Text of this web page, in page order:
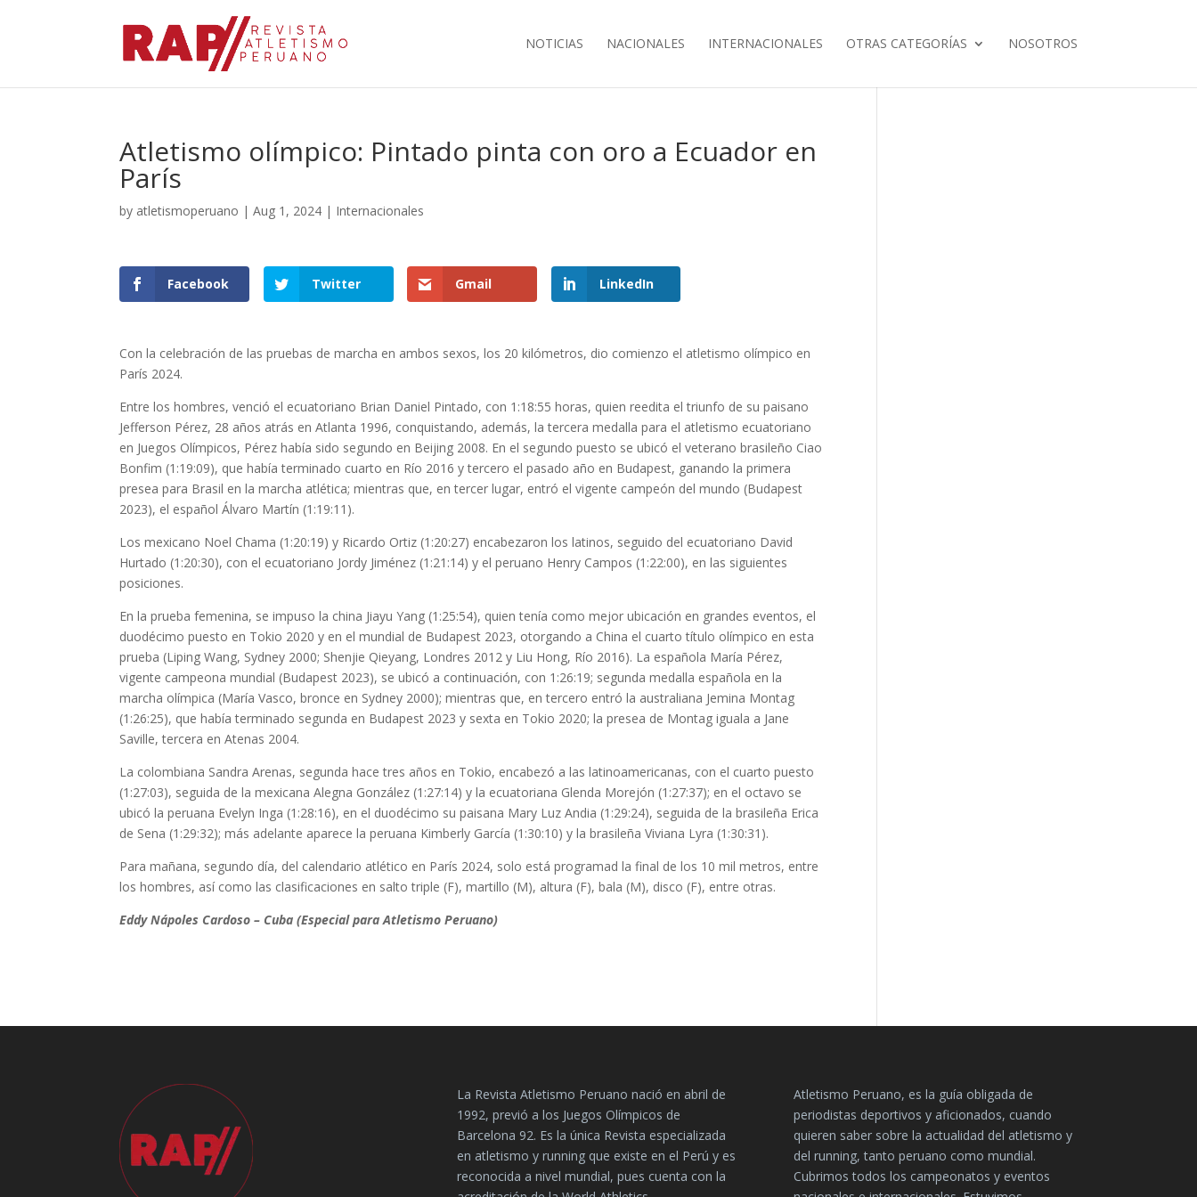
NOTICIAS NACIONALES INTERNACIONALES OTRAS CATEGORÍAS NOSOTROS
Atletismo olímpico: Pintado pinta con oro a Ecuador en
París
by atletismoperuano |Aug 1, 2024 | Internacionales
Facebook Twitter Gmail LinkedIn
Con la celebración de las pruebas de marcha en ambos sexos, los 20 kilómetros, dio comienzo el atletismo olímpico en
París 2024.
Entre los hombres, venció el ecuatoriano Brian Daniel Pintado, con 1:18:55 horas, quien reedita el triunfo de su paisano
Jefferson Pérez, 28 años atrás en Atlanta 1996, conquistando, además, la tercera medalla para el atletismo ecuatoriano
en Juegos Olímpicos, Pérez había sido segundo en Beijing 2008. En el segundo puesto se ubicó el veterano brasileño Ciao
Bonfim (1:19:09), que había terminado cuarto en Río 2016 y tercero el pasado año en Budapest, ganando la primera
presea para Brasil en la marcha atlética; mientras que, en tercer lugar, entró el vigente campeón del mundo (Budapest
2023), el español Álvaro Martín (1:19:11).
Los mexicano Noel Chama (1:20:19) y Ricardo Ortiz (1:20:27) encabezaron los latinos, seguido del ecuatoriano David
Hurtado (1:20:30), con el ecuatoriano Jordy Jiménez (1:21:14) y el peruano Henry Campos (1:22:00), en las siguientes
posiciones.
En la prueba femenina, se impuso la china Jiayu Yang (1:25:54), quien tenía como mejor ubicación en grandes eventos, el
duodécimo puesto en Tokio 2020 y en el mundial de Budapest 2023, otorgando a China el cuarto título olímpico en esta
prueba (Liping Wang, Sydney 2000; Shenjie Qieyang, Londres 2012 y Liu Hong, Río 2016). La española María Pérez,
vigente campeona mundial (Budapest 2023), se ubicó a continuación, con 1:26:19; segunda medalla española en la
marcha olímpica (María Vasco, bronce en Sydney 2000); mientras que, en tercero entró la australiana Jemina Montag
(1:26:25), que había terminado segunda en Budapest 2023 y sexta en Tokio 2020; la presea de Montag iguala a Jane
Saville, tercera en Atenas 2004.
La colombiana Sandra Arenas, segunda hace tres años en Tokio, encabezó a las latinoamericanas, con el cuarto puesto
(1:27:03), seguida de la mexicana Alegna González (1:27:14) y la ecuatoriana Glenda Morejón (1:27:37); en el octavo se
ubicó la peruana Evelyn Inga (1:28:16), en el duodécimo su paisana Mary Luz Andia (1:29:24), seguida de la brasileña Erica
de Sena (1:29:32); más adelante aparece la peruana Kimberly García (1:30:10) y la brasileña Viviana Lyra (1:30:31).
Para mañana, segundo día, del calendario atlético en París 2024, solo está programad la final de los 10 mil metros, entre
los hombres, así como las clasificaciones en salto triple (F), martillo (M), altura (F), bala (M), disco (F), entre otras.
Eddy Nápoles Cardoso – Cuba (Especial para Atletismo Peruano)
La Revista Atletismo Peruano nació en abril de
1992, previó a los Juegos Olímpicos de
Barcelona 92. Es la única Revista especializada
en atletismo y running que existe en el Perú y es
reconocida a nivel mundial, pues cuenta con la
Atletismo Peruano, es la guía obligada de
periodistas deportivos y aficionados, cuando
quieren saber sobre la actualidad del atletismo y
del running, tanto peruano como mundial.
Cubrimos todos los campeonatos y eventos